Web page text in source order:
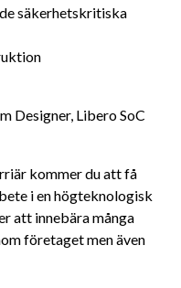
säkerhetskritiska
Designer, Libero SoC
kommer du att få
i en högteknologisk
att innebära många
företaget men även